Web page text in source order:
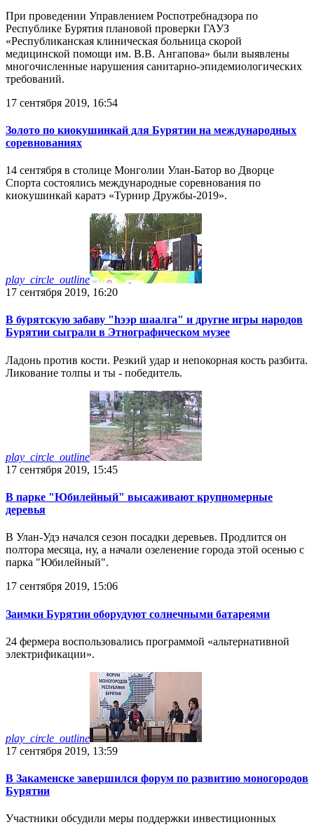
При проведении Управлением Роспотребнадзора по
Республике Бурятия плановой проверки ГАУЗ
«Республиканская клиническая больница скорой
медицинской помощи им. В.В. Ангапова» были выявлены
многочисленные нарушения санитарно-эпидемиологических
требований.
17 сентября 2019, 16:54
Золото по киокушинкай для Бурятии на международных
соревнованиях
14 сентября в столице Монголии Улан-Батор во Дворце
Спорта состоялись международные соревнования по
киокушинкай каратэ «Турнир Дружбы-2019».
play_circle_outline
17 сентября 2019, 16:20
В бурятскую забаву "hээр шаалга" и другие игры народов
Бурятии сыграли в Этнографическом музее
Ладонь против кости. Резкий удар и непокорная кость разбита.
Ликование толпы и ты - победитель.
play_circle_outline
17 сентября 2019, 15:45
В парке "Юбилейный" высаживают крупномерные
деревья
В Улан-Удэ начался сезон посадки деревьев. Продлится он
полтора месяца, ну, а начали озеленение города этой осенью с
парка "Юбилейный".
17 сентября 2019, 15:06
Заимки Бурятии оборудуют солнечными батареями
24 фермера воспользовались программой «альтернативной
электрификации».
play_circle_outline
17 сентября 2019, 13:59
В Закаменске завершился форум по развитию моногородов
Бурятии
Участники обсудили меры поддержки инвестиционных